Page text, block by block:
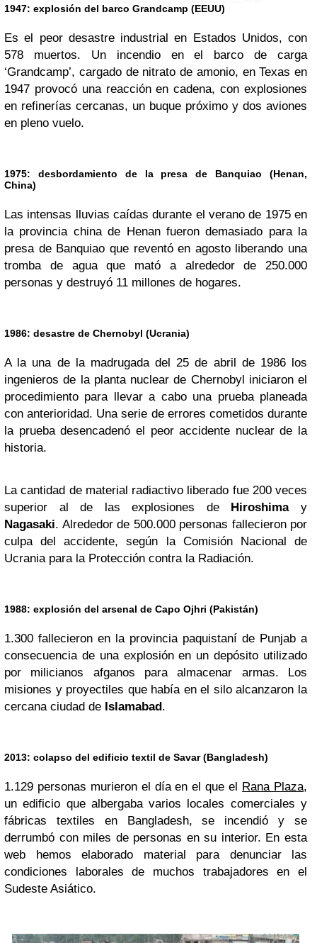
1947: explosión del barco Grandcamp (EEUU)
Es el peor desastre industrial en Estados Unidos, con
578 muertos. Un incendio en el barco de carga
‘Grandcamp’, cargado de nitrato de amonio, en Texas en
1947 provocó una reacción en cadena, con explosiones
en refinerías cercanas, un buque próximo y dos aviones
en pleno vuelo.
1975: desbordamiento de la presa de Banquiao (Henan,
China)
Las intensas lluvias caídas durante el verano de 1975 en
la provincia china de Henan fueron demasiado para la
presa de Banquiao que reventó en agosto liberando una
tromba de agua que mató a alrededor de 250.000
personas y destruyó 11 millones de hogares.
1986: desastre de Chernobyl (Ucrania)
A la una de la madrugada del 25 de abril de 1986 los
ingenieros de la planta nuclear de Chernobyl iniciaron el
procedimiento para llevar a cabo una prueba planeada
con anterioridad. Una serie de errores cometidos durante
la prueba desencadenó el peor accidente nuclear de la
historia.
La cantidad de material radiactivo liberado fue 200 veces
superior al de las explosiones de Hiroshimay
Nagasaki. Alrededor de 500.000 personas fallecieron por
culpa del accidente, según la Comisión Nacional de
Ucrania para la Protección contra la Radiación.
1988: explosión del arsenal de Capo Ojhri (Pakistán)
1.300 fallecieron en la provincia paquistaní de Punjab a
consecuencia de una explosión en un depósito utilizado
por milicianos afganos para almacenar armas. Los
misiones y proyectiles que había en el silo alcanzaron la
cercana ciudad de Islamabad.
2013: colapso del edificio textil de Savar (Bangladesh)
1.129 personas murieron el día en el que el Rana Plaza,
un edificio que albergaba varios locales comerciales y
fábricas textiles en Bangladesh, se incendió y se
derrumbó con miles de personas en su interior. En esta
web hemos elaborado material para denunciar las
condiciones laborales de muchos trabajadores en el
Sudeste Asiático.